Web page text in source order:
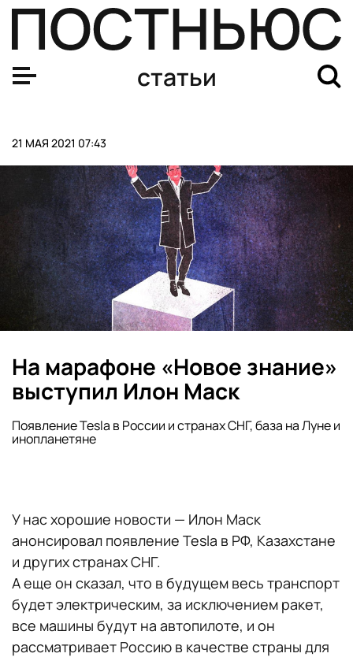
статьи
21 МАЯ 2021 07:43
На марафоне «Новое знание»
выступил Илон Маск
Появление Tesla в России и странах СНГ, база на Луне и
инопланетяне
У нас хорошие новости — Илон Маск
анонсировал появление Tesla в РФ, Казахстане
и других странах СНГ.
А еще он сказал, что в будущем весь транспорт
будет электрическим, за исключением ракет,
все машины будут на автопилоте, и он
рассматривает Россию в качестве страны для
Показываем собак известных футболистов